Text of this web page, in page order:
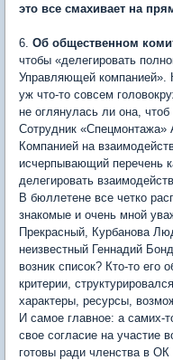
это все смахивает на
6. Об общественном
чтобы «делегировать
Управляющей компанией».
уж что-то совсем
не оглянулась ли она,
Сотрудник
Компанией на
исчерпывающий перечень
делегировать
В бюллетене все четко
знакомые и очень мной
Прекрасный, Курбанова
неизвестный Геннадий
возник список? Кто-то его
критерии,
характеры, ресурсы,
И самое главное: а самих-
свое согласие на участие
готовы ради членства в ОК